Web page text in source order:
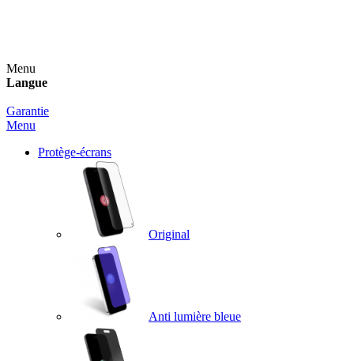
Menu
Langue
Garantie
Menu
Protège-écrans
Original
Anti lumière bleue